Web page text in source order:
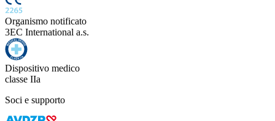
Organismo notificato
3EC International a.s.
Dispositivo medico
classe IIa
Soci e supporto